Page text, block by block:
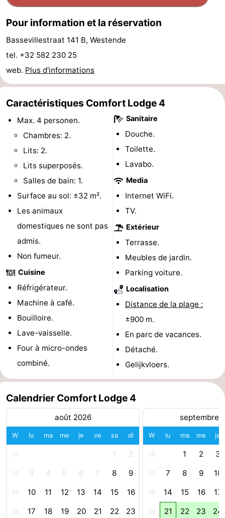
jeux
intérieures
de
mini-
golf
de
bien-
être
Villages
&
villes
Nature
Sports
-
Faire
vélo
Équitation
-
Surfen
et
manger
Événements
Pratiques
Forum
Route
-
Stationnement
-
du
Médicales
Région
Occidentale
Bruges
Pour information et la réservation
Bassevillestraat 141 B, Westende
tel. +32 582 230 25
web. Plus d'informations
Caractéristiques Comfort Lodge 4
Max. 4 personen.
Chambres: 2.
Lits: 2.
Lits superposés.
Salles de bain: 1.
Surface au sol: ±32 m².
Les animaux
domestiques ne sont pas
admis.
Non fumeur.
Cuisine
Réfrigérateur.
Machine à café.
Bouilloire.
Lave-vaisselle.
Four à micro-ondes
combiné.
Sanitaire
Douche.
Toilette.
Lavabo.
Media
Internet WiFi.
TV.
Extérieur
Terrasse.
Meubles de jardin.
Parking voiture.
Localisation
Distance de la plage :
±900 m.
En parc de vacances.
Détaché.
Gelijkvloers.
Calendrier Comfort Lodge 4
août 2026
W lu ma me je ve sa di
31 1 2
32 3 4 5 6 7 8 9
33 10 11 12 13 14 15 16
34 17 18 19 20 21 22 23
septembre
W lu ma me je
36 1 2 3
37 7 8 9 10
38 14 15 16 17
39 21 22 23 24